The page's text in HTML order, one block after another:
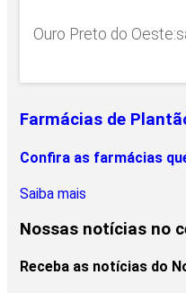
Ouro Preto do
Farmácias de
Confira as farmácias
Saiba mais
Nossas notícias no
Receba as notícias do